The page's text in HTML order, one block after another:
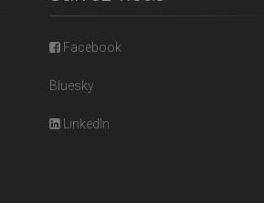
Facebook
Bluesky
LinkedIn